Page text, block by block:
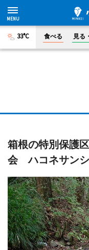
33°C 食べる 見る
箱根の特別保護
会 ハコネサン